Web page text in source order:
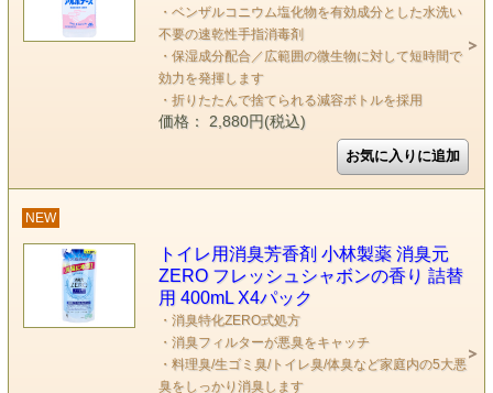
・ベンザルコニウム塩化物を有効成分とした水洗い
不要の速乾性手指消毒剤
・保湿成分配合／広範囲の微生物に対して短時間で
効力を発揮します
・折りたたんで捨てられる減容ボトルを採用
価格： 2,880円(税込)
NEW
トイレ用消臭芳香剤 小林製薬 消臭元
ZERO フレッシュシャボンの香り 詰替
用 400mL X4パック
・消臭特化ZERO式処方
・消臭フィルターが悪臭をキャッチ
・料理臭/生ゴミ臭/トイレ臭/体臭など家庭内の5大悪
臭をしっかり消臭します